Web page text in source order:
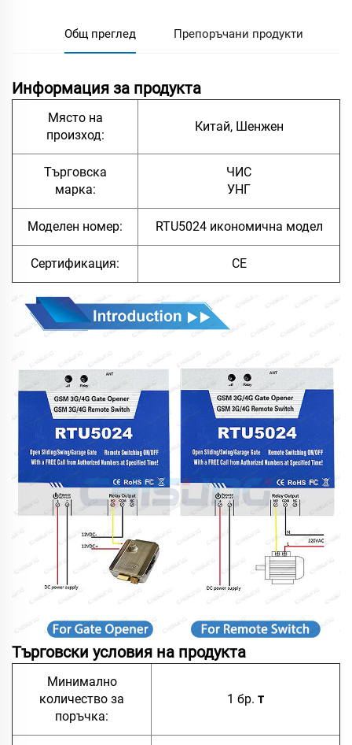
Общ преглед Препоръчани продукти
Информация за продукта
Място на
произход:
Китай, Шенжен
Търговска
марка:
ЧИС
УНГ
Моделен номер: RTU5024 икономична модел
Сертификация: CE
Търговски условия на продукта
Минимално
количество за
поръчка:
1 бр. т